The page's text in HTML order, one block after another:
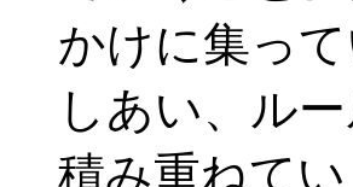
かけに集っ
しあい、ル
積み重ねて